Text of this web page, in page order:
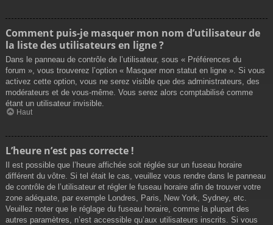
Comment puis-je masquer mon nom d’utilisateur de
la liste des utilisateurs en ligne ?
Dans le panneau de contrôle de l’utilisateur, sous « Préférences du
forum », vous trouverez l’option « Masquer mon statut en ligne ». Si vous
activez cette option, vous ne serez visible que des administrateurs, des
modérateurs et de vous-même. Vous serez alors comptabilisé comme
étant un utilisateur invisible.
Haut
L’heure n’est pas correcte !
Il est possible que l’heure affichée soit réglée sur un fuseau horaire
différent du vôtre. Si tel était le cas, veuillez vous rendre dans le panneau
de contrôle de l’utilisateur et régler le fuseau horaire afin de trouver votre
zone adéquate, par exemple Londres, Paris, New York, Sydney, etc.
Veuillez noter que le réglage du fuseau horaire, comme la plupart des
autres paramètres, n’est accessible qu’aux utilisateurs inscrits. Si vous